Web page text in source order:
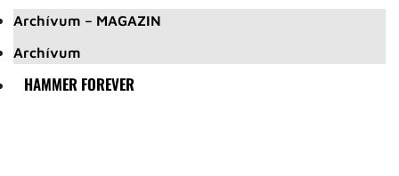
Archívum – MAGAZIN
Archívum
HAMMER FOREVER